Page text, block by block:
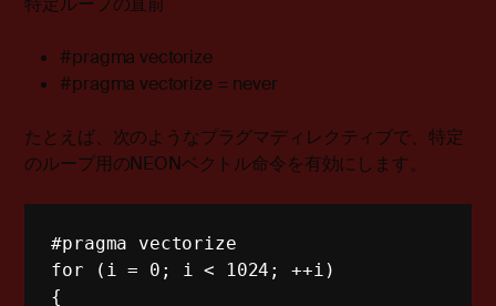
#pragma vectorize
#pragma vectorize = never
たとえば、次のようなプラグマディレクティブで、特定
のループ用のNEONベクトル命令を有効にします。
#pragma vectorize
for
( i = 0 ; i < 1024 ; ++i )
{